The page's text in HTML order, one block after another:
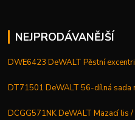
NEJPRODÁVANĚJŠÍ
DWE6423 DeWALT Pěstní
DT71501 DeWALT 56-dílná sada
DCGG571NK DeWALT Mazací lis